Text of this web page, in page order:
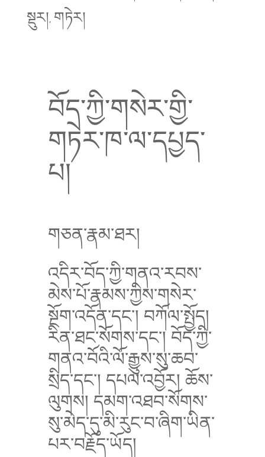
སྡུར།, གཏེར།
བོད་ཀྱི་གསེར་གྱི་
གཏེར་ཁ་ལ་དཔྱད་
པ།
གཅན་རྣམ་ཐར།
འདིར་བོད་ཀྱི་གནའ་རབས་
མེས་པོ་རྣམས་ཀྱིས་གསེར་
སྔོག་འདོན་དང་། བཀོལ་སྤྱོད།
རིན་ཐང་སོགས་དང་། བོད་ཀྱི་
གནའ་བོའི་ལོ་རྒྱུས་སུ་ཆབ་
སྲིད་དང་། དཔལ་འབྱོར། ཆོས་
ལུགས། དམག་འཐབ་སོགས་
སུ་མེད་དུ་མི་རུང་བ་ཞིག་ཡིན་
པར་བརྗོད་ཡོད།